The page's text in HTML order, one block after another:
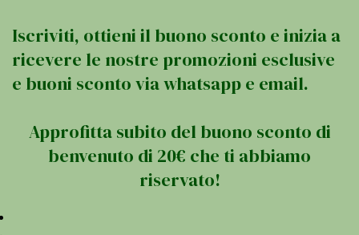
Iscriviti, ottieni il buono sconto e inizia a
ricevere le nostre promozioni esclusive
e buoni sconto via whatsapp e email.
Approfitta subito del buono sconto di
benvenuto di 20€ che ti abbiamo
riservato!